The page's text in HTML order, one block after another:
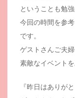
ということも勉
今回の時間を参
です。
ゲストさんご夫
素敵なイベント
『昨日はありが